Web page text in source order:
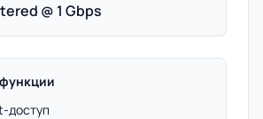
@ 1 Gbps
доступ